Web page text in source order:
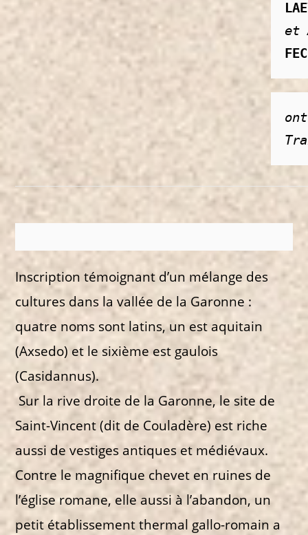
et
Inscription témoignant d’un mélange des
cultures dans la vallée de la Garonne :
quatre noms sont latins, un est aquitain
(Axsedo) et le sixième est gaulois
(Casidannus).
Sur la rive droite de la Garonne, le site de
Saint-Vincent (dit de Couladère) est riche
aussi de vestiges antiques et médiévaux.
Contre le magnifique chevet en ruines de
l’église romane, elle aussi à l’abandon, un
petit établissement thermal gallo-romain a